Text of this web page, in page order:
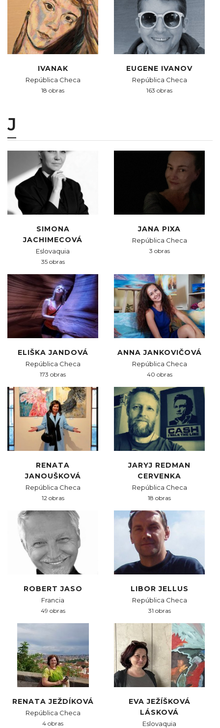
IVANAK
República Checa
18 obras
EUGENE IVANOV
República Checa
163 obras
J
SIMONA
JACHIMECOVÁ
Eslovaquia
35 obras
JANA PIXA
República Checa
3 obras
ELIŠKA JANDOVÁ
República Checa
173 obras
ANNA JANKOVIČOVÁ
República Checa
40 obras
RENATA
JANOUŠKOVÁ
República Checa
12 obras
JARYJ REDMAN
CERVENKA
República Checa
18 obras
ROBERT JASO
Francia
49 obras
LIBOR JELLUS
República Checa
31 obras
RENATA JEŽDÍKOVÁ
República Checa
4 obras
EVA JEŽÍŠKOVÁ
LÁSKOVÁ
Eslovaquia